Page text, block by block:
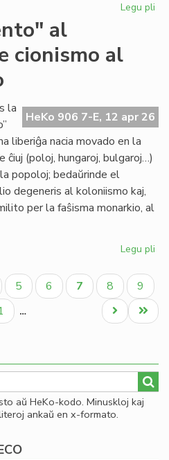
Legu pli
al
cionismo al
HeKo 906 7-E, 12 apr 26
la
liberiĝa nacia movado en la
ĉiuj (poloj, hungaroj, bulgaroj…)
popoloj; bedaŭrinde el
degeneris al koloniismo kaj,
per la faŝisma monarkio, al
Legu pli
de
Paĝo
5 Paĝo
6
Aktuala
paĝo
7 Paĝo
8 Paĝo
9
…
Last
page
Next
page
aŭ HeKo-kodo. Minuskloj kaj
ankaŭ en x-formato.